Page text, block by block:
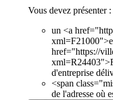
Vous devez présenter :
un <a
href="https://
d'entreprise
<span
de l'adresse où